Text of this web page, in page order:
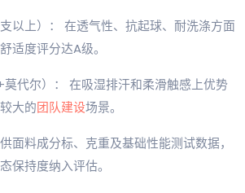
以上）： 在透气性、抗起球、耐洗涤方面
适度评分达A级。
代尔）： 在吸湿排汗和柔滑触感上优势
大的团队建设场景。
面料成分标、克重及基础性能测试数据，
保持度纳入评估。